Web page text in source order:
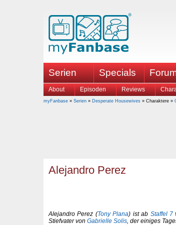
Serien Specials
About Episoden Reviews
myFanbase » Serien » Desperate Housewives » Charaktere »
Alejandro Perez
Alejandro Perez (Tony Plana) ist ab Staffel 7
Stiefvater von Gabrielle Solis, der einiges